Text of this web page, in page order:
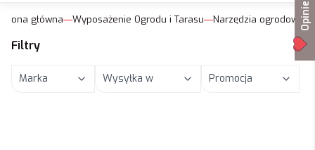
Strona główna Wyposażenie Ogrodu i Tarasu Narzędzia ogrodowe
Filtry
Marka Wysyłka w Promocja
Opinie